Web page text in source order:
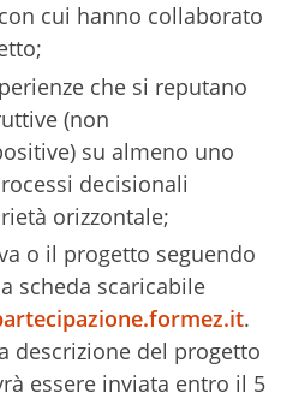
cui hanno collaborato
che si reputano
(non
su almeno uno
decisionali
orizzontale;
o il progetto seguendo
scheda scaricabile
.
descrizione del progetto
essere inviata entro il 5